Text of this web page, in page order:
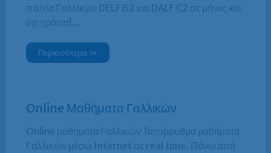
πτυχία Γαλλικών DELF Β2 και DALF C2 σε μήνες και
όχι χρόνια!…
Περισσότερα »
Online Μαθήματα Γαλλικών
Online μαθήματα Γαλλικών Ταχύρρυθμα μαθήματα
Γαλλικών μέσω Internet σε real time. Πάνω από